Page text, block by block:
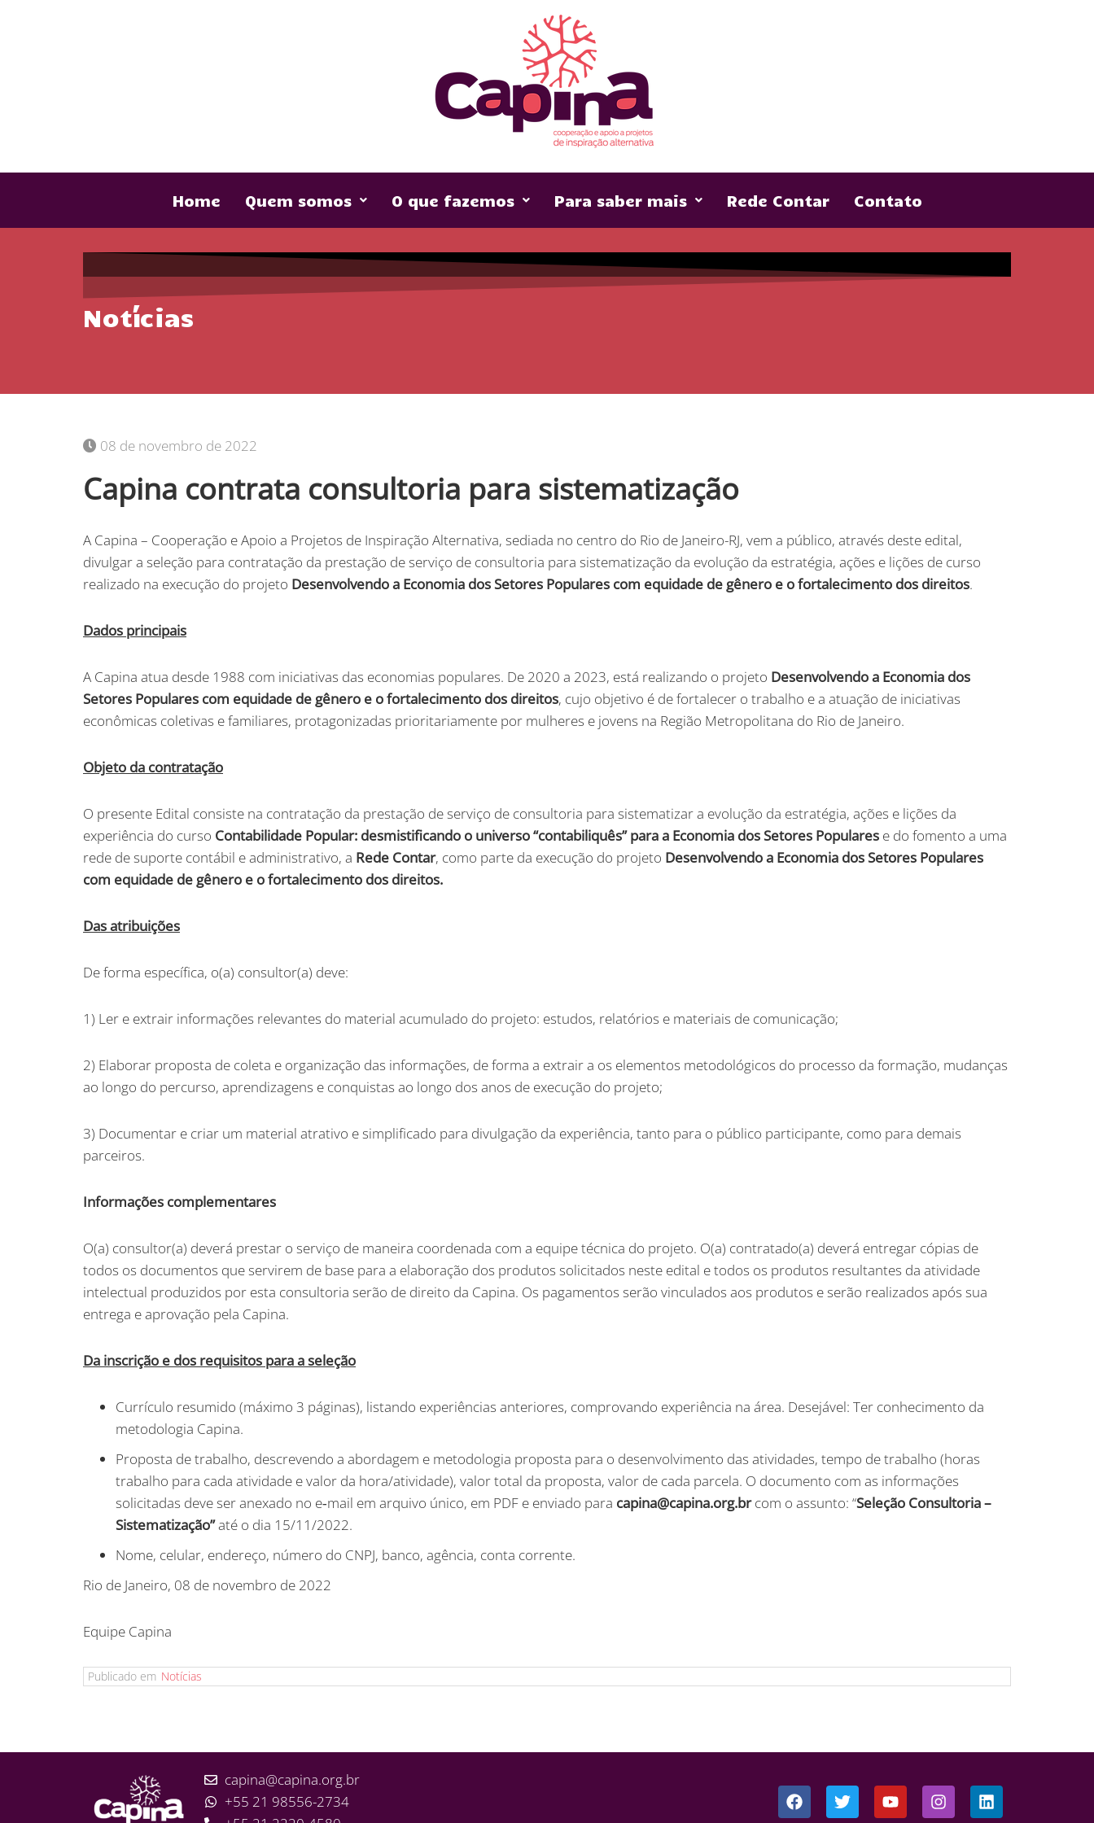
Home Quem somos O que fazemos Para saber mais Rede Contar Contato
Notícias
08 de novembro de 2022
Capina contrata consultoria para sistematização
A Capina – Cooperação e Apoio a Projetos de Inspiração Alternativa, sediada no centro do Rio de Janeiro-RJ, vem a público, através deste edital,
divulgar a seleção para contratação da prestação de serviço de consultoria para sistematização da evolução da estratégia, ações e lições de curso
realizado na execução do projeto Desenvolvendo a Economia dos Setores Populares com equidade de gênero e o fortalecimento dos direitos.
Dados principais
A Capina atua desde 1988 com iniciativas das economias populares. De 2020 a 2023, está realizando o projeto Desenvolvendo a Economia dos
Setores Populares com equidade de gênero e o fortalecimento dos direitos, cujo objetivo é de fortalecer o trabalho e a atuação de iniciativas
econômicas coletivas e familiares, protagonizadas prioritariamente por mulheres e jovens na Região Metropolitana do Rio de Janeiro.
Objeto da contratação
O presente Edital consiste na contratação da prestação de serviço de consultoria para sistematizar a evolução da estratégia, ações e lições da
experiência do curso Contabilidade Popular: desmistificando o universo “contabiliquês” para a Economia dos Setores Populares e do fomento a uma
rede de suporte contábil e administrativo, a Rede Contar, como parte da execução do projeto Desenvolvendo a Economia dos Setores Populares
com equidade de gênero e o fortalecimento dos direitos.
Das atribuições
De forma específica, o(a) consultor(a) deve:
1) Ler e extrair informações relevantes do material acumulado do projeto: estudos, relatórios e materiais de comunicação;
2) Elaborar proposta de coleta e organização das informações, de forma a extrair a os elementos metodológicos do processo da formação, mudanças
ao longo do percurso, aprendizagens e conquistas ao longo dos anos de execução do projeto;
3) Documentar e criar um material atrativo e simplificado para divulgação da experiência, tanto para o público participante, como para demais
parceiros.
Informações complementares
O(a) consultor(a) deverá prestar o serviço de maneira coordenada com a equipe técnica do projeto. O(a) contratado(a) deverá entregar cópias de
todos os documentos que servirem de base para a elaboração dos produtos solicitados neste edital e todos os produtos resultantes da atividade
intelectual produzidos por esta consultoria serão de direito da Capina. Os pagamentos serão vinculados aos produtos e serão realizados após sua
entrega e aprovação pela Capina.
Da inscrição e dos requisitos para a seleção
Currículo resumido (máximo 3 páginas), listando experiências anteriores, comprovando experiência na área. Desejável: Ter conhecimento da
metodologia Capina.
Proposta de trabalho, descrevendo a abordagem e metodologia proposta para o desenvolvimento das atividades, tempo de trabalho (horas
trabalho para cada atividade e valor da hora/atividade), valor total da proposta, valor de cada parcela. O documento com as informações
solicitadas deve ser anexado no e‐mail em arquivo único, em PDF e enviado para capina@capina.org.brcom o assunto: “Seleção Consultoria –
Sistematização”até o dia 15/11/2022.
Nome, celular, endereço, número do CNPJ, banco, agência, conta corrente.
Rio de Janeiro, 08 de novembro de 2022
Equipe Capina
Publicado em Notícias
capina@capina.org.br
+55 21 98556-2734